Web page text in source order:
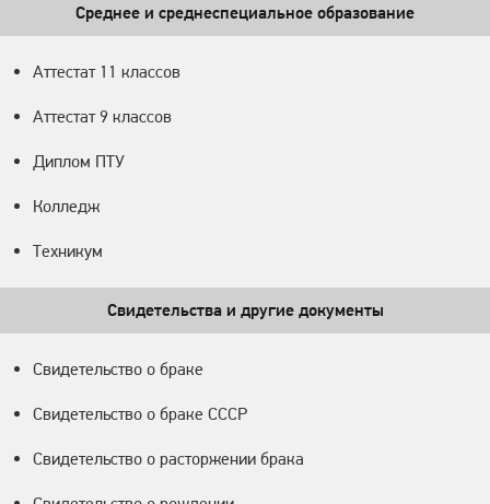
Среднее и среднеспециальное образование
Аттестат 11 классов
Аттестат 9 классов
Диплом ПТУ
Колледж
Техникум
Свидетельства и другие документы
Свидетельство о браке
Свидетельство о браке СССР
Свидетельство о расторжении брака